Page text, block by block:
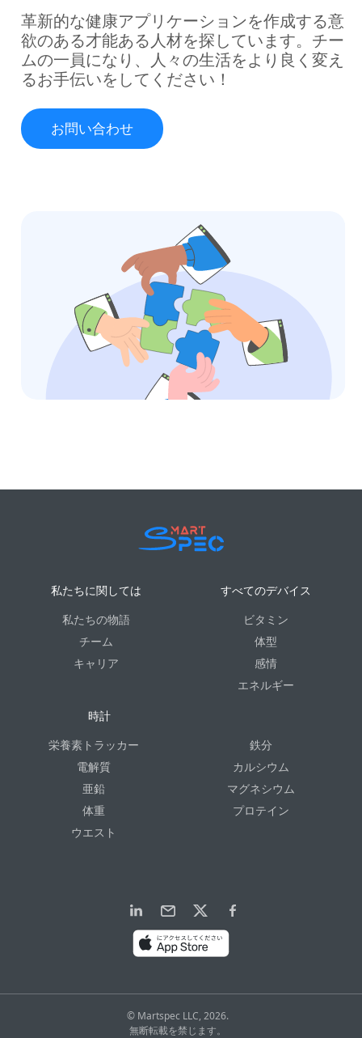
革新的な健康アプリケーションを作成する意
欲のある才能ある人材を探しています。チー
ムの一員になり、人々の生活をより良く変え
るお手伝いをしてください！
お問い合わせ
私たちに関しては
私たちの物語
チーム
キャリア
すべてのデバイス
ビタミン
体型
感情
エネルギー
時計
栄養素トラッカー
電解質
亜鉛
体重
ウエスト
鉄分
カルシウム
マグネシウム
プロテイン
© Martspec LLC, 2026.
無断転載を禁じます。